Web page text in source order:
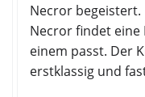
Necror begeistert.
Necror findet eine
einem passt. Der
erstklassig und